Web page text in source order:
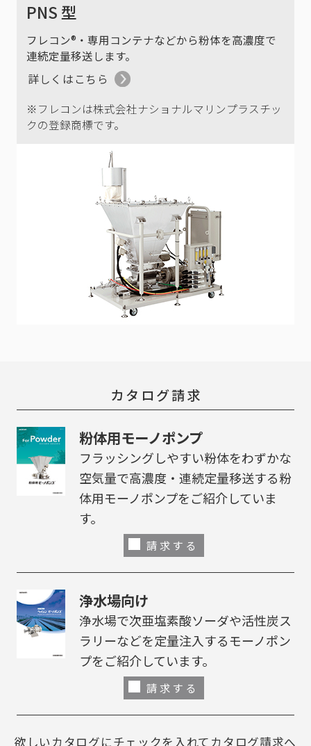
PNS 型
フレコン®・専用コンテナなどから粉体を高濃度で
連続定量移送します。
詳しくはこちら
※フレコンは株式会社ナショナルマリンプラスチッ
クの登録商標です。
カタログ請求
粉体用モーノポンプ
フラッシングしやすい粉体をわずかな
空気量で高濃度・連続定量移送する粉
体用モーノポンプをご紹介していま
す。
請求する
浄水場向け
浄水場で次亜塩素酸ソーダや活性炭ス
ラリーなどを定量注入するモーノポン
プをご紹介しています。
請求する
欲しいカタログにチェックを入れてカタログ請求へ